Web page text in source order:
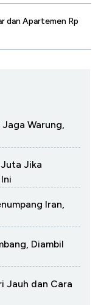
dan Apartemen Rp
Warung,
Juta Jika
Iran,
Diambil
Jauh dan Cara